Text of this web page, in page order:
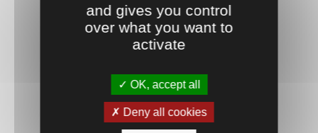
and gives you control
over what you want to
activate
OK, accept all
Deny all cookies